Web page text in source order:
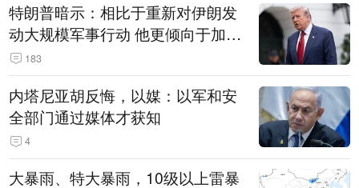
特朗普暗示：相比于重新对伊朗发
动大规模军事行动 他更倾向于加大
经济施压
183
内塔尼亚胡反悔，以媒：以军和安
全部门通过媒体才获知
4
大暴雨、特大暴雨，10级以上雷暴